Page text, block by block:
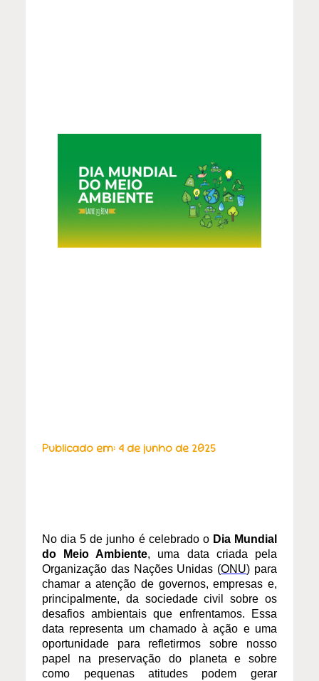
Publicado em: 4 de junho de 2025
No dia 5 de junho é celebrado o Dia Mundial
do Meio Ambiente, uma data criada pela
Organização das Nações Unidas (ONU) para
chamar a atenção de governos, empresas e,
principalmente, da sociedade civil sobre os
desafios ambientais que enfrentamos. Essa
data representa um chamado à ação e uma
oportunidade para refletirmos sobre nosso
papel na preservação do planeta e sobre
como pequenas atitudes podem gerar